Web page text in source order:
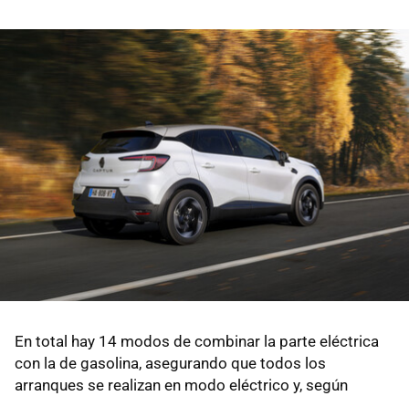
En total hay 14 modos de combinar la parte eléctrica
con la de gasolina, asegurando que todos los
arranques se realizan en modo eléctrico y, según